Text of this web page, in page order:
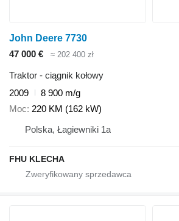
John Deere 7730
47 000 €
≈ 202 400 zł
Traktor - ciągnik kołowy
2009
8 900 m/g
Moc 220 KM (162 kW)
Polska, Łagiewniki 1a
FHU KLECHA